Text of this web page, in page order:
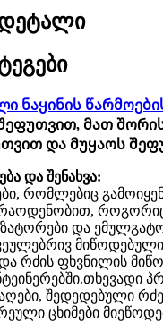
ნაყინის
მათ
და მუყაოს
და შენახვა:
რომლებიც
და
რძის ფხვნილის
შედედებული
ცხიმები